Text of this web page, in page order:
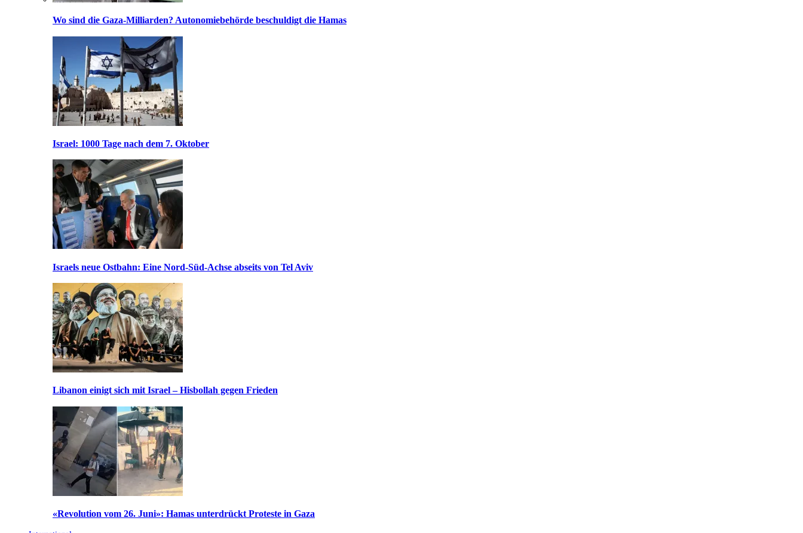
Wo sind die Gaza-Milliarden? Autonomiebehörde beschuldigt die Hamas
Israel: 1000 Tage nach dem 7. Oktober
Israels neue Ostbahn: Eine Nord-Süd-Achse abseits von Tel Aviv
Libanon einigt sich mit Israel – Hisbollah gegen Frieden
«Revolution vom 26. Juni»: Hamas unterdrückt Proteste in Gaza